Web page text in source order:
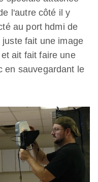
l'autre côté il y
au port hdmi de
juste fait une image
ait fait faire une
en sauvegardant le